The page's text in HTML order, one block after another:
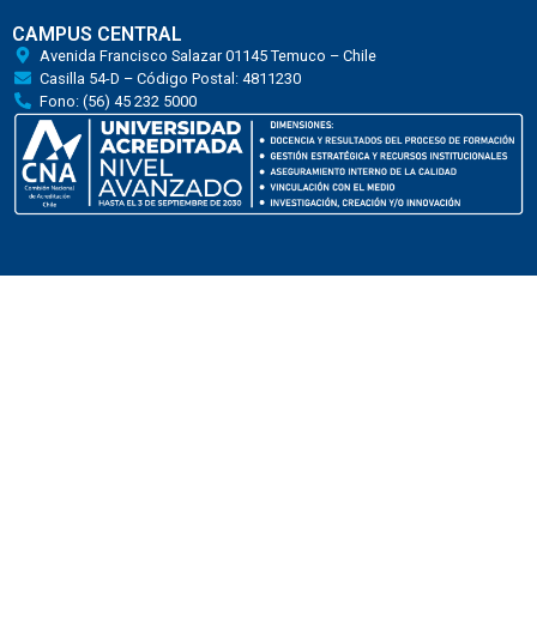
CAMPUS CENTRAL
Avenida Francisco Salazar 01145 Temuco – Chile
Casilla 54-D – Código Postal: 4811230
Fono: (56) 45 232 5000